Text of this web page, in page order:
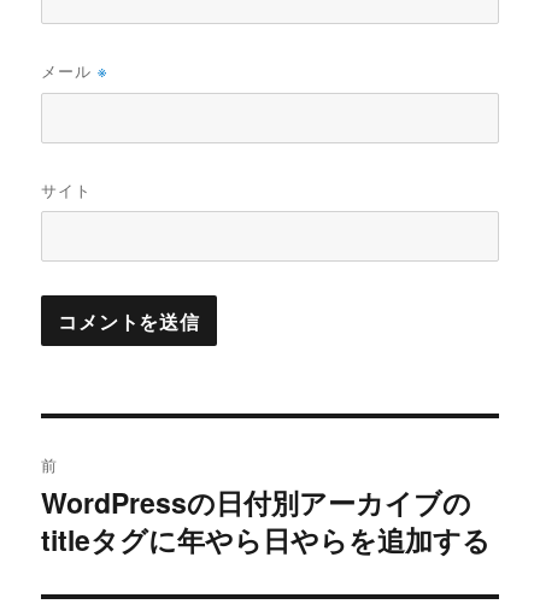
メール※
サイト
稿
ナ
ビ
前
過
去
WordPressの日付別アーカイブの
titleタグに年やら日やらを追加する